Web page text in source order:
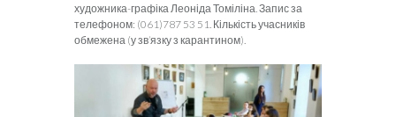
художника-графіка Леоніда Томіліна. Запис за
телефоном: (061)787 53 51. Кількість учасників
обмежена (у зв’язку з карантином).